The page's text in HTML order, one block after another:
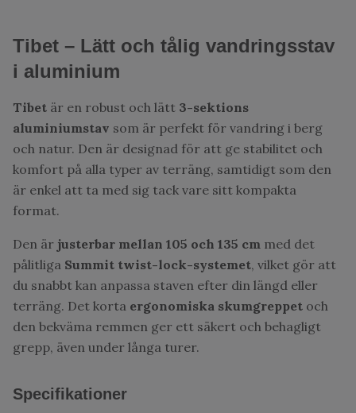
Tibet – Lätt och tålig vandringsstav
i aluminium
Tibet är en robust och lätt 3-sektions
aluminiumstav som är perfekt för vandring i berg
och natur. Den är designad för att ge stabilitet och
komfort på alla typer av terräng, samtidigt som den
är enkel att ta med sig tack vare sitt kompakta
format.
Den är justerbar mellan 105 och 135 cm med det
pålitliga Summit twist-lock-systemet, vilket gör att
du snabbt kan anpassa staven efter din längd eller
terräng. Det korta ergonomiska skumgreppet och
den bekväma remmen ger ett säkert och behagligt
grepp, även under långa turer.
Specifikationer